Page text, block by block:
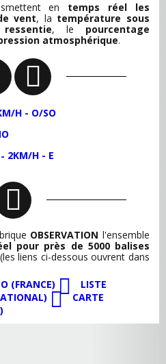
en temps réel les
vent, la température sous
, le pourcentage
atmosphérique.
H - O/SO
2KM/H - E
OBSERVATION l'ensemble
pour près de 5000 balises
liens ci-dessous ouvrent dans
(FRANCE)
LISTE
CARTE